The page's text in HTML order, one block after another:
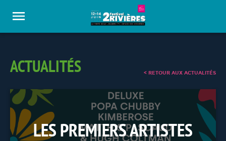
ACTUALITÉS < RETOUR AUX ACTUALITÉS
LES PREMIERS ARTISTES